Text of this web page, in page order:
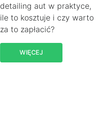
detailing aut w praktyce,
ile to kosztuje i czy warto
za to zapłacić?
WIĘCEJ